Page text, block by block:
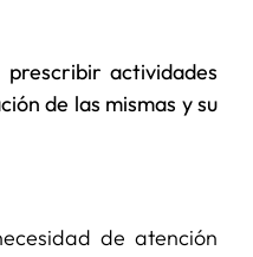
prescribir actividades
de las mismas y su
de atención